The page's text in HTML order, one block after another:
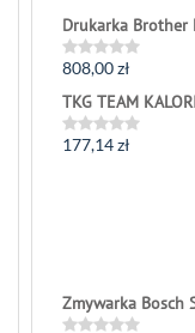
of
5
Drukarka Brother
Rated
out
of
5
808,00zł
TKG TEAM
Rated
177,14zł
Zmywarka Bosch